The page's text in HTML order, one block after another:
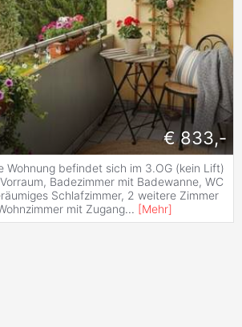
€ 833,-
Wohnung befindet sich im 3.OG (kein Lift)
Badezimmer mit Badewanne, WC
Schlafzimmer, 2 weitere Zimmer
mit Zugang... [Mehr]